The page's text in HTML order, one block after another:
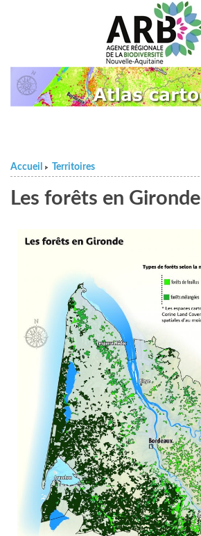
Accueil > Territoires
Les forêts en Gironde